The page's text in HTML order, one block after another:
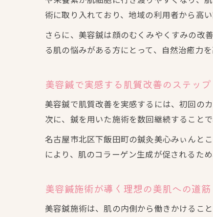
術に取り入れており、地域の利用者から高い
さらに、美容鍼は顔のむくみやくすみの改
る肌の悩みがある方にとって、自然治癒力
美容鍼で実感する肌質改善のステップ
美容鍼で肌質改善を実感するには、初回の
次に、鍼を用いた施術を数回継続すること
名古屋市北区下飯田町の鍼灸美心みぃんと
により、肌のコラーゲン生成が促されるた
美容鍼施術が導く理想の美肌への道筋
美容鍼施術は、肌の内側から働きかけるこ